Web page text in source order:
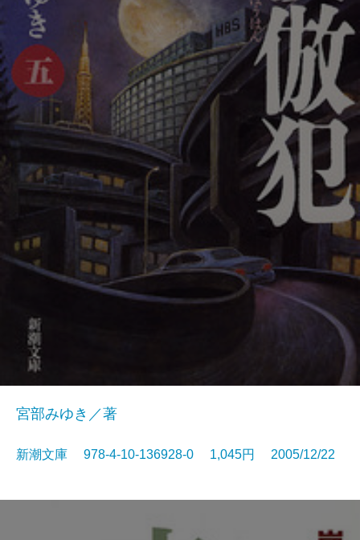
宮部みゆき／著
新潮文庫 978-4-10-136928-0 1,045円 2005/12/22